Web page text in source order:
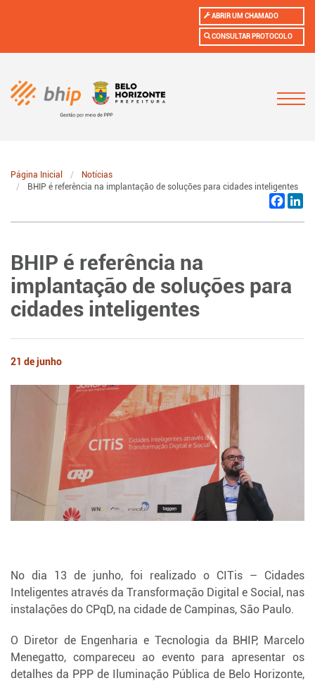
ABRIR UM CHAMADO
CONSULTAR PROTOCOLO
Página Inicial
Notícias
BHIP é referência na implantação de soluções para cidades inteligentes
BHIP é referência na
implantação de soluções para
cidades inteligentes
21 de junho
No dia 13 de junho, foi realizado o CITis – Cidades
Inteligentes através da Transformação Digital e Social, nas
instalações do CPqD, na cidade de Campinas, São Paulo.
O Diretor de Engenharia e Tecnologia da BHIP, Marcelo
Menegatto, compareceu ao evento para apresentar os
detalhes da PPP de Iluminação Pública de Belo Horizonte,